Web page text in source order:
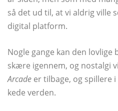
så det ud til, at vi aldrig ville
digital platform.
Nogle gange kan den
skære igennem, og nostalgi
Arcade er tilbage, og spillere
kede verden.